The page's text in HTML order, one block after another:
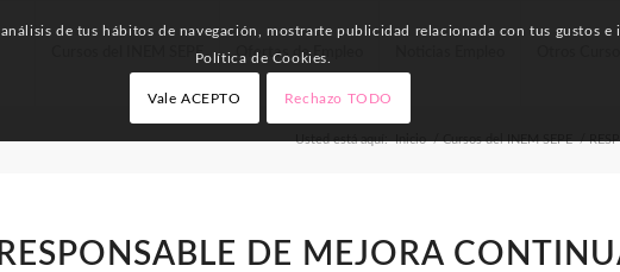
Cursos del INEM SEPE Ofertas de Empleo
Usted está aquí: Inicio / Cursos del INEM SEPE /
RESPONSABLE DE MEJORA
de tus hábitos de navegación, mostrarte publicidad relacionada con tus gustos
Política de Cookies.
Vale ACEPTO Rechazo TODO